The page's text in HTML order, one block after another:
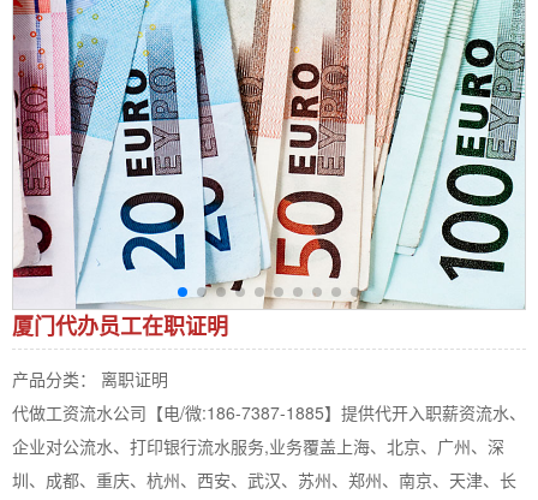
厦门代办员工在职证明
产品分类： 离职证明
代做工资流水公司【电/微:186-7387-1885】提供代开入职薪资流水、
企业对公流水、打印银行流水服务,业务覆盖上海、北京、广州、深
圳、成都、重庆、杭州、西安、武汉、苏州、郑州、南京、天津、长